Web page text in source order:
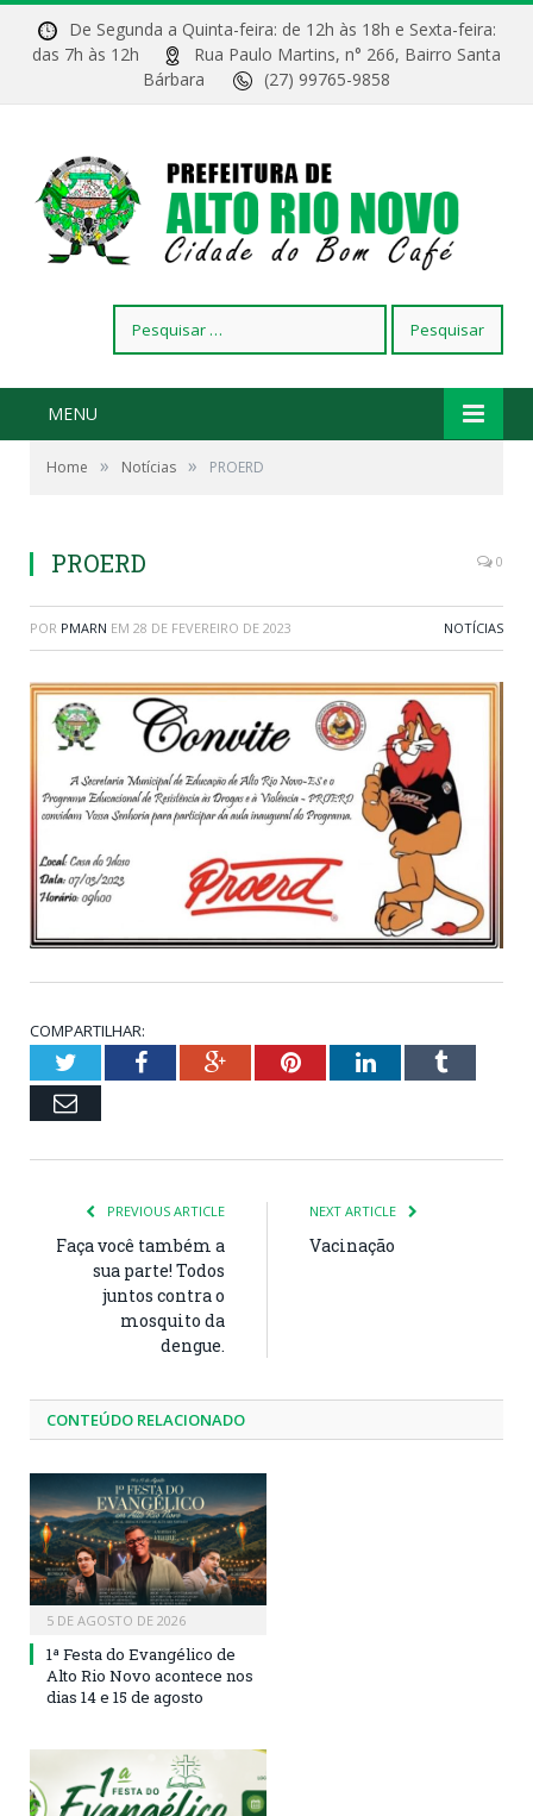
De Segunda a Quinta-feira: de 12h às 18h e Sexta-feira:
das 7h às 12h
Rua Paulo Martins, n° 266, Bairro Santa
Bárbara
(27) 99765-9858
por:
MENU
Home » Notícias » PROERD
PROERD 0
POR PMARN EM 28 DE FEVEREIRO DE 2023 NOTÍCIAS
COMPARTILHAR:
TwitterFacebookGoogle+PinterestLinkedInTumblr
Email
PREVIOUS ARTICLE
Faça você também a
sua parte! Todos
juntos contra o
mosquito da
dengue.
NEXT ARTICLE
Vacinação
CONTEÚDO RELACIONADO
5 DE AGOSTO DE 2026
1ª Festa do Evangélico de
Alto Rio Novo acontece nos
dias 14 e 15 de agosto